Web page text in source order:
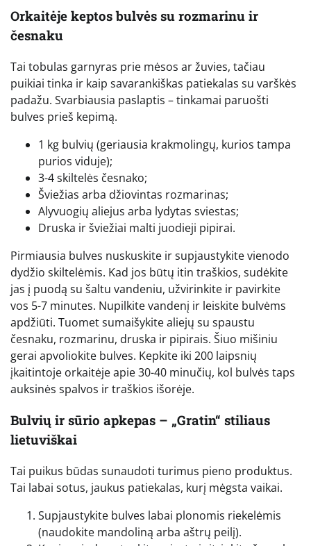
Orkaitėje keptos bulvės su rozmarinu ir
česnaku
Tai tobulas garnyras prie mėsos ar žuvies, tačiau
puikiai tinka ir kaip savarankiškas patiekalas su varškės
padažu. Svarbiausia paslaptis – tinkamai paruošti
bulves prieš kepimą.
1 kg bulvių (geriausia krakmolingų, kurios tampa
purios viduje);
3-4 skiltelės česnako;
Šviežias arba džiovintas rozmarinas;
Alyvuogių aliejus arba lydytas sviestas;
Druska ir šviežiai malti juodieji pipirai.
Pirmiausia bulves nuskuskite ir supjaustykite vienodo
dydžio skiltelėmis. Kad jos būtų itin traškios, sudėkite
jas į puodą su šaltu vandeniu, užvirinkite ir pavirkite
vos 5-7 minutes. Nupilkite vandenį ir leiskite bulvėms
apdžiūti. Tuomet sumaišykite aliejų su spaustu
česnaku, rozmarinu, druska ir pipirais. Šiuo mišiniu
gerai apvoliokite bulves. Kepkite iki 200 laipsnių
įkaitintoje orkaitėje apie 30-40 minučių, kol bulvės taps
auksinės spalvos ir traškios išorėje.
Bulvių ir sūrio apkepas – „Gratin“ stiliaus
lietuviškai
Tai puikus būdas sunaudoti turimus pieno produktus.
Tai labai sotus, jaukus patiekalas, kurį mėgsta vaikai.
Supjaustykite bulves labai plonomis riekelėmis
(naudokite mandoliną arba aštrų peilį).